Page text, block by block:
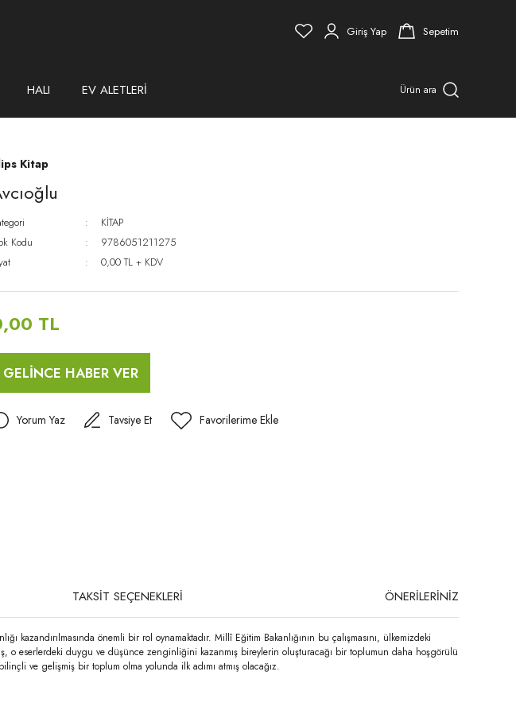
Giriş Yap Sepetim
HALI EV ALETLERİ Ürün ara
Kitap
KİTAP
Kodu
9786051211275
0,00 TL + KDV
TL
GELİNCE HABER VER
Yorum Yaz Tavsiye Et
TAKSİT SEÇENEKLERİ ÖNERİLERİNİZ
kazandırılmasında önemli bir rol oynamaktadır. Millî Eğitim Bakanlığının bu çalışmasını, ülkemizdeki
o eserlerdeki duygu ve düşünce zenginliğini kazanmış bireylerin oluşturacağı bir toplumun daha hoşgörülü
ve gelişmiş bir toplum olma yolunda ilk adımı atmış olacağız.